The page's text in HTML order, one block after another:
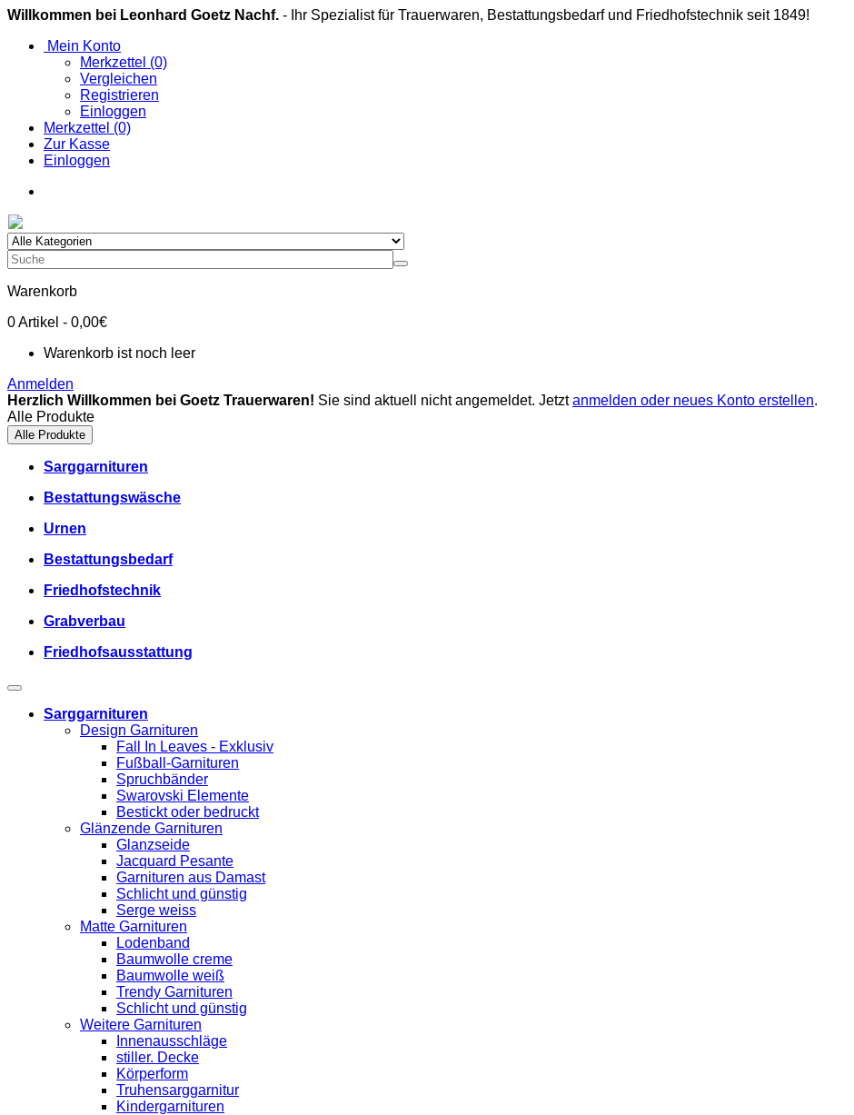
Willkommen bei Leonhard Goetz Nachf. - Ihr Spezialist für Trauerwaren, Bestattungsbedarf und Friedhofstechnik seit 1849!
Mein Konto
Merkzettel (0)
Vergleichen
Registrieren
Einloggen
Merkzettel (0)
Zur Kasse
Einloggen
Warenkorb
0Artikel - 0,00€
Warenkorb ist noch leer
Anmelden
Herzlich Willkommen bei Goetz Trauerwaren! Sie sind aktuell nicht angemeldet. Jetztanmelden oder neues Konto erstellen.
Alle Produkte
Alle Produkte
Sarggarnituren
Bestattungswäsche
Urnen
Bestattungsbedarf
Friedhofstechnik
Grabverbau
Friedhofsausstattung
Sarggarnituren
Design Garnituren
Fall In Leaves - Exklusiv
Fußball-Garnituren
Spruchbänder
Swarovski Elemente
Bestickt oder bedruckt
Glänzende Garnituren
Glanzseide
Jacquard Pesante
Garnituren aus Damast
Schlicht und günstig
Serge weiss
Matte Garnituren
Lodenband
Baumwolle creme
Baumwolle weiß
Trendy Garnituren
Schlicht und günstig
Weitere Garnituren
Innenausschläge
stiller. Decke
Körperform
Truhensarggarnitur
Kindergarnituren